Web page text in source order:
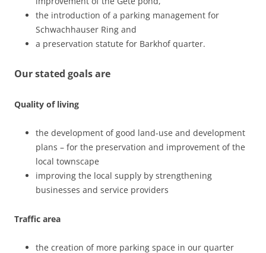
the introduction of a parking management for
Schwachhauser Ring and
a preservation statute for Barkhof quarter.
Our stated goals are
Quality of living
the development of good land-use and development
plans – for the preservation and improvement of the
local townscape
improving the local supply by strengthening
businesses and service providers
Traffic area
the creation of more parking space in our quarter